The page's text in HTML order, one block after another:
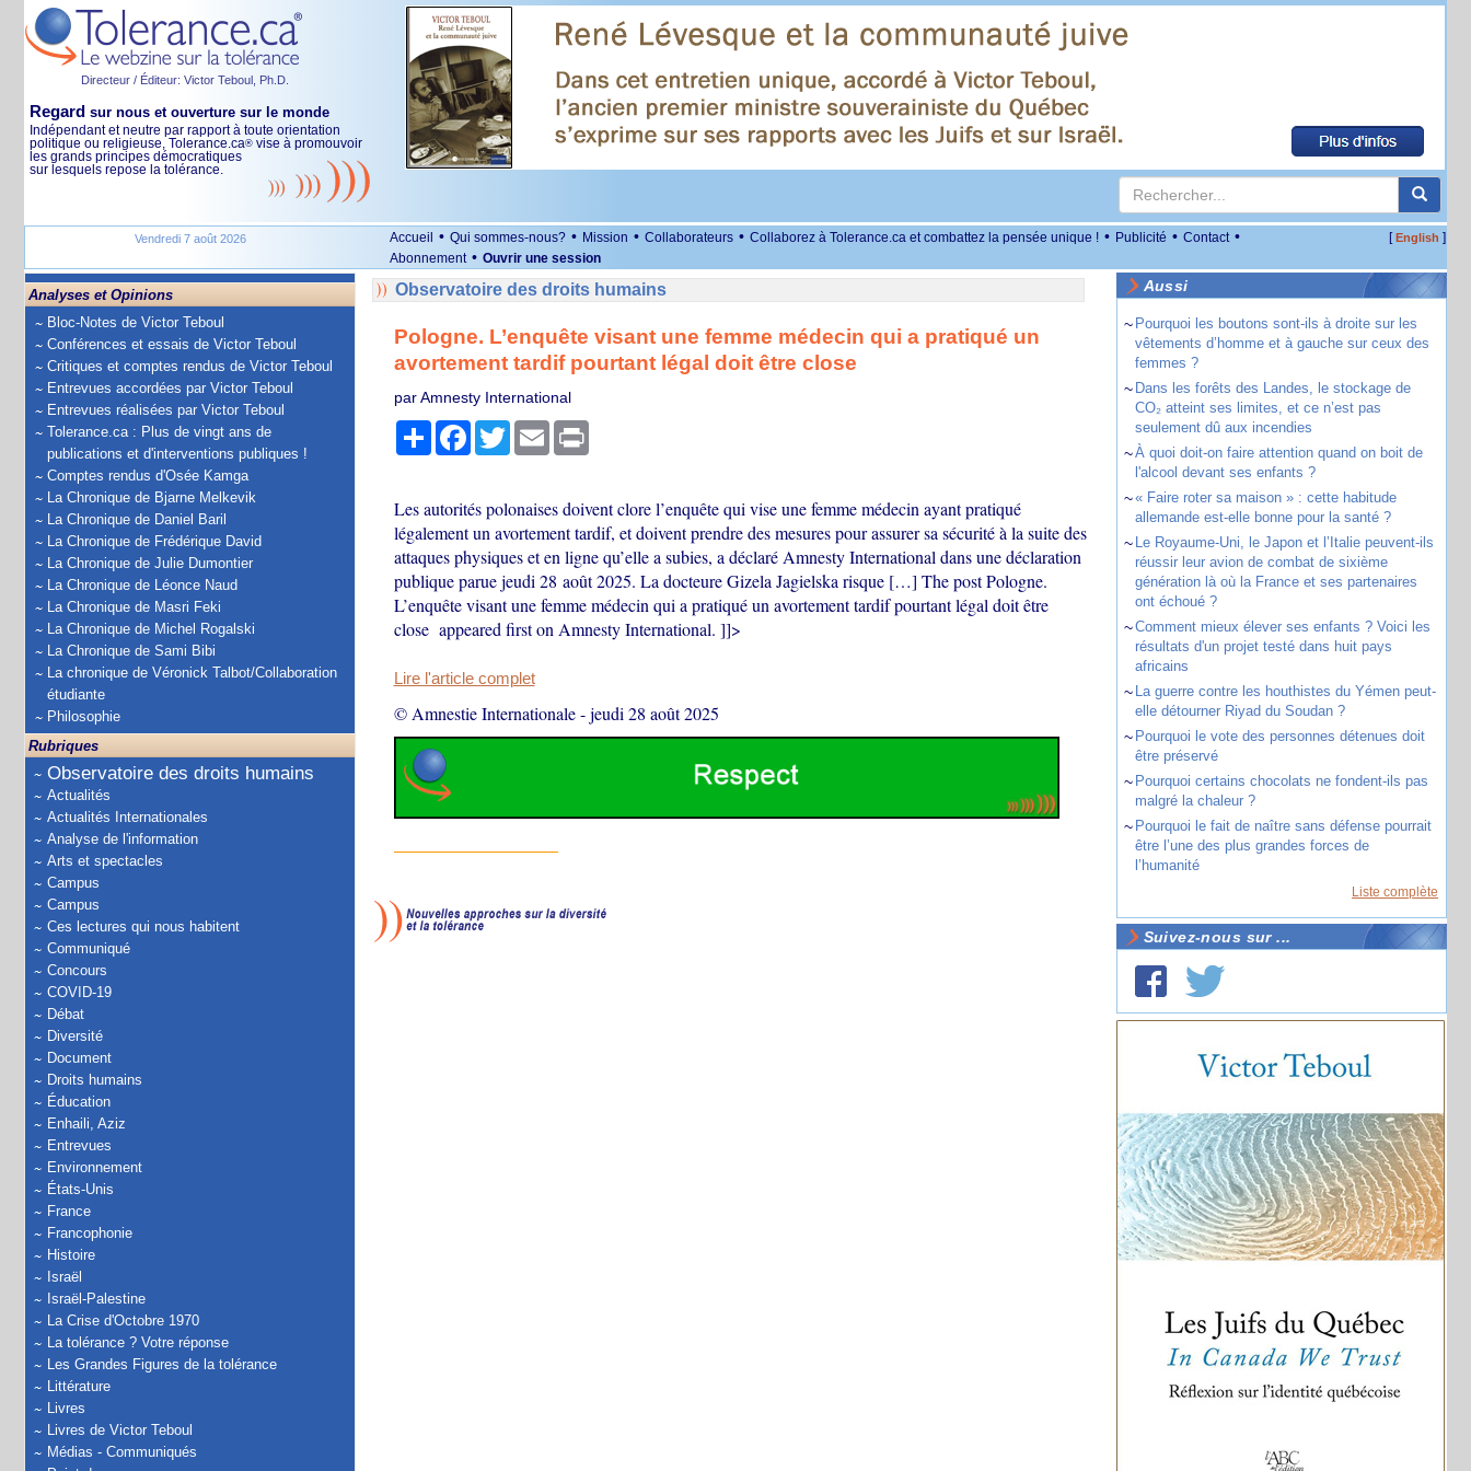
Directeur / Éditeur: Victor Teboul, Ph.D.
Regard sur nous et ouverture sur le monde
Indépendant et neutre par rapport à toute orientation
politique ou religieuse, Tolerance.ca® vise à promouvoir
les grands principes démocratiques
sur lesquels repose la tolérance.
Vendredi 7 août 2026 Accueil • Qui sommes-nous? • Mission • Collaborateurs • Collaborez à Tolerance.ca et combattez la pensée unique ! • Publicité • Contact •
Abonnement • Ouvrir une session
[English ]
Analyses et Opinions
Bloc-Notes de Victor Teboul
Conférences et essais de Victor Teboul
Critiques et comptes rendus de Victor Teboul
Entrevues accordées par Victor Teboul
Entrevues réalisées par Victor Teboul
Tolerance.ca : Plus de vingt ans de
publications et d'interventions publiques !
Comptes rendus d'Osée Kamga
La Chronique de Bjarne Melkevik
La Chronique de Daniel Baril
La Chronique de Frédérique David
La Chronique de Julie Dumontier
La Chronique de Léonce Naud
La Chronique de Masri Feki
La Chronique de Michel Rogalski
La Chronique de Sami Bibi
La chronique de Véronick Talbot/Collaboration
étudiante
Philosophie
Rubriques
Observatoire des droits humains
Actualités
Actualités Internationales
Analyse de l'information
Arts et spectacles
Campus
Campus
Ces lectures qui nous habitent
Communiqué
Concours
COVID-19
Débat
Diversité
Document
Droits humains
Éducation
Enhaili, Aziz
Entrevues
Environnement
États-Unis
France
Francophonie
Histoire
Israël
Israël-Palestine
La Crise d'Octobre 1970
La tolérance ? Votre réponse
Les Grandes Figures de la tolérance
Littérature
Livres
Livres de Victor Teboul
Médias - Communiqués
Observatoire des droits humains
Pologne. L’enquête visant une femme médecin qui a pratiqué un
avortement tardif pourtant légal doit être close
par Amnesty International
PartagerFacebook
TwitterEmail Print
Les autorités polonaises doivent clore l’enquête qui vise une femme médecin ayant pratiqué
légalement un avortement tardif, et doivent prendre des mesures pour assurer sa sécurité à la suite des
attaques physiques et en ligne qu’elle a subies, a déclaré Amnesty International dans une déclaration
publique parue jeudi 28 août 2025. La docteure Gizela Jagielska risque […] The post Pologne.
L’enquête visant une femme médecin qui a pratiqué un avortement tardif pourtant légal doit être
close appeared first on Amnesty International. ]]>
Lire l'article complet
© Amnestie Internationale-jeudi 28 août 2025
Aussi
~ Pourquoi les boutons sont-ils à droite sur les
vêtements d’homme et à gauche sur ceux des
femmes ?
~ Dans les forêts des Landes, le stockage de
CO₂ atteint ses limites, et ce n’est pas
seulement dû aux incendies
~À quoi doit-on faire attention quand on boit de
l'alcool devant ses enfants ?
~« Faire roter sa maison » : cette habitude
allemande est-elle bonne pour la santé ?
~ Le Royaume-Uni, le Japon et l’Italie peuvent-ils
réussir leur avion de combat de sixième
génération là où la France et ses partenaires
ont échoué ?
~Comment mieux élever ses enfants ? Voici les
résultats d'un projet testé dans huit pays
africains
~ La guerre contre les houthistes du Yémen peut-
elle détourner Riyad du Soudan ?
~ Pourquoi le vote des personnes détenues doit
être préservé
~ Pourquoi certains chocolats ne fondent-ils pas
malgré la chaleur ?
~ Pourquoi le fait de naître sans défense pourrait
être l’une des plus grandes forces de
l’humanité
Liste complète
Suivez-nous sur ...